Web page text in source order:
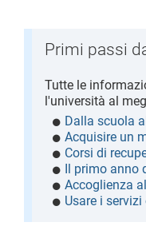
Primi passi
Tutte le
l'università al
Dalla scuola
Acquisire un
Corsi di
Il primo anno
Accoglienza
Usare i